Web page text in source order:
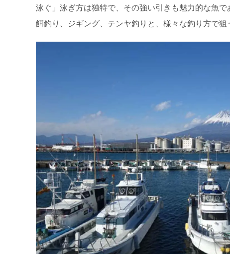
泳ぐ」泳ぎ方は独特で、その強い引きも魅力的な魚
餌釣り、ジギング、テンヤ釣りと、様々な釣り方で狙